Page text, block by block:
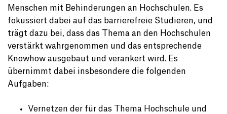
Menschen mit Behinderungen an Hochschulen. Es
fokussiert dabei auf das barrierefreie Studieren, und
trägt dazu bei, dass das Thema an den Hochschulen
verstärkt wahrgenommen und das entsprechende
Knowhow ausgebaut und verankert wird. Es
übernimmt dabei insbesondere die folgenden
Aufgaben:
Vernetzen der für das Thema Hochschule und